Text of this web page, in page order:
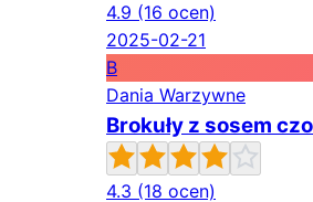
4.9 (16 ocen)
2025-02-21
B
Dania Warzywne
Brokuły z sosem
4.3 (18 ocen)